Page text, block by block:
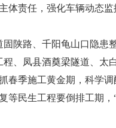
体责任，强化车辆动态
陕路、千阳龟山口隐患
、凤县酒奠梁隧道、太
春季施工黄金期，科学调
等民生工程要倒排工期，